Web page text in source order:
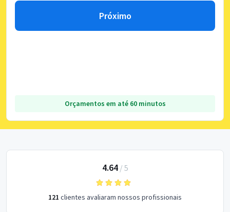
Próximo
Orçamentos em até 60 minutos
4.64/ 5
121 clientes avaliaram nossos profissionais